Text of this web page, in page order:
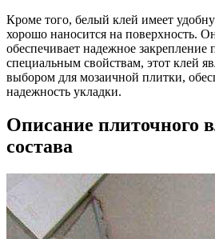
Кроме того, белый клей имеет
хорошо наносится на поверхность.
обеспечивает надежное закрепление
специальным свойствам, этот клей
выбором для мозаичной плитки,
надежность укладки.
Описание плиточного
состава